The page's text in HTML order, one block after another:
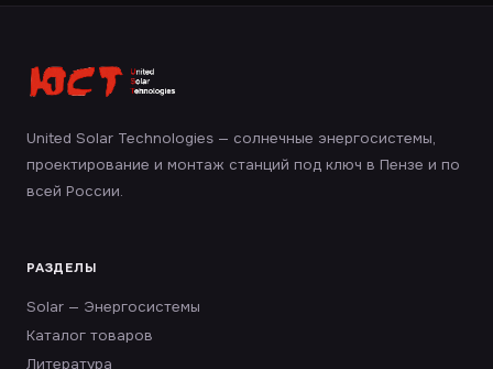
United Solar Technologies — солнечные энергосистемы,
проектирование и монтаж станций под ключ в Пензе и по
всей России.
РАЗДЕЛЫ
Solar — Энергосистемы
Каталог товаров
Литература